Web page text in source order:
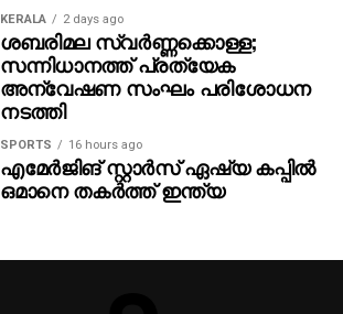
KERALA 2 days ago
ശബരിമല സ്വര്‍ണ്ണക്കൊള്ള;
സന്നിധാനത്ത് പ്രത്യേക
അന്വേഷണ സംഘം പരിശോധന
നടത്തി
SPORTS 16 hours ago
എമേര്‍ജിങ് സ്റ്റാര്‍സ് ഏഷ്യ കപ്പില്‍
ഒമാനെ തകര്‍ത്ത് ഇന്ത്യ